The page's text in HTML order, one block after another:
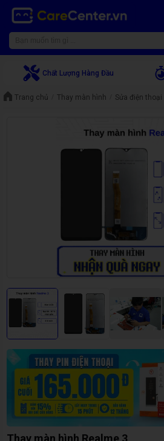
Chất Lượng Hàng Đầu
Trang chủ Thay màn hình Sửa điện
Thay màn hình Realme 3